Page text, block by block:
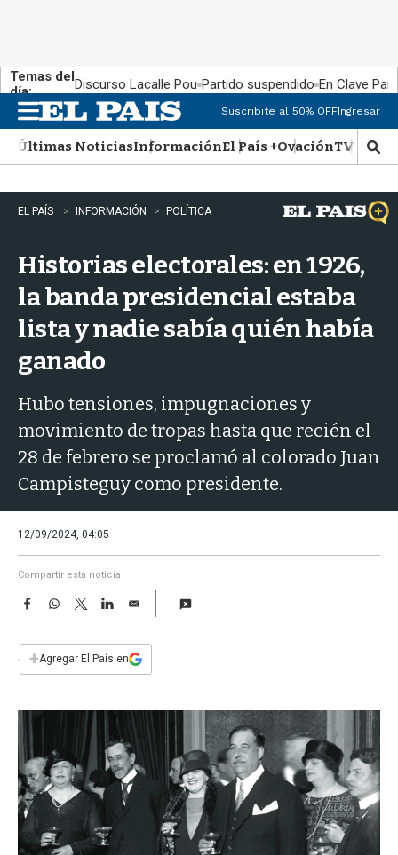
Temas del
día:
Discurso Lacalle Pou Partido suspendido En Clave País
n
u
Suscribite al 50% OFFIngresar
Últimas NoticiasInformaciónEl País +OvaciónTV Show
M
o
s
t
r
q
EL PAÍS INFORMACIÓN POLÍTICA
Historias electorales: en 1926,
la banda presidencial estaba
lista y nadie sabía quién había
ganado
Hubo tensiones, impugnaciones y
movimiento de tropas hasta que recién el
28 de febrero se proclamó al colorado Juan
Campisteguy como presidente.
12/09/2024, 04:05
Compartir esta noticia
F
e
b
W
s
T
w
t
L
n
E
i
l
+Agregar El País en